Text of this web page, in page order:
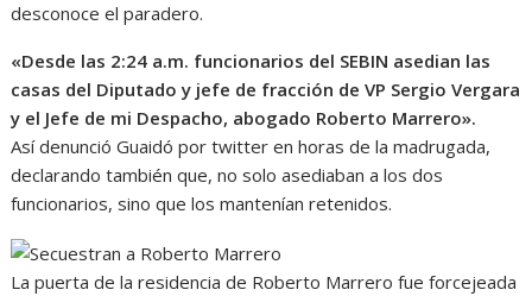
desconoce el paradero.
«Desde las 2:24 a.m. funcionarios del SEBIN asedian las
casas del Diputado y jefe de fracción de VP Sergio Vergara
y el Jefe de mi Despacho, abogado Roberto Marrero».
Así denunció Guaidó por twitter en horas de la madrugada,
declarando también que, no solo asediaban a los dos
funcionarios, sino que los mantenían retenidos.
La puerta de la residencia de Roberto Marrero fue forcejeada